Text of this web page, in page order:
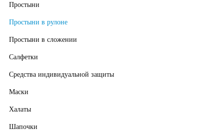
Простыни
Простыни в рулоне
Простыни в сложении
Салфетки
Средства индивидуальной защиты
Маски
Халаты
Шапочки